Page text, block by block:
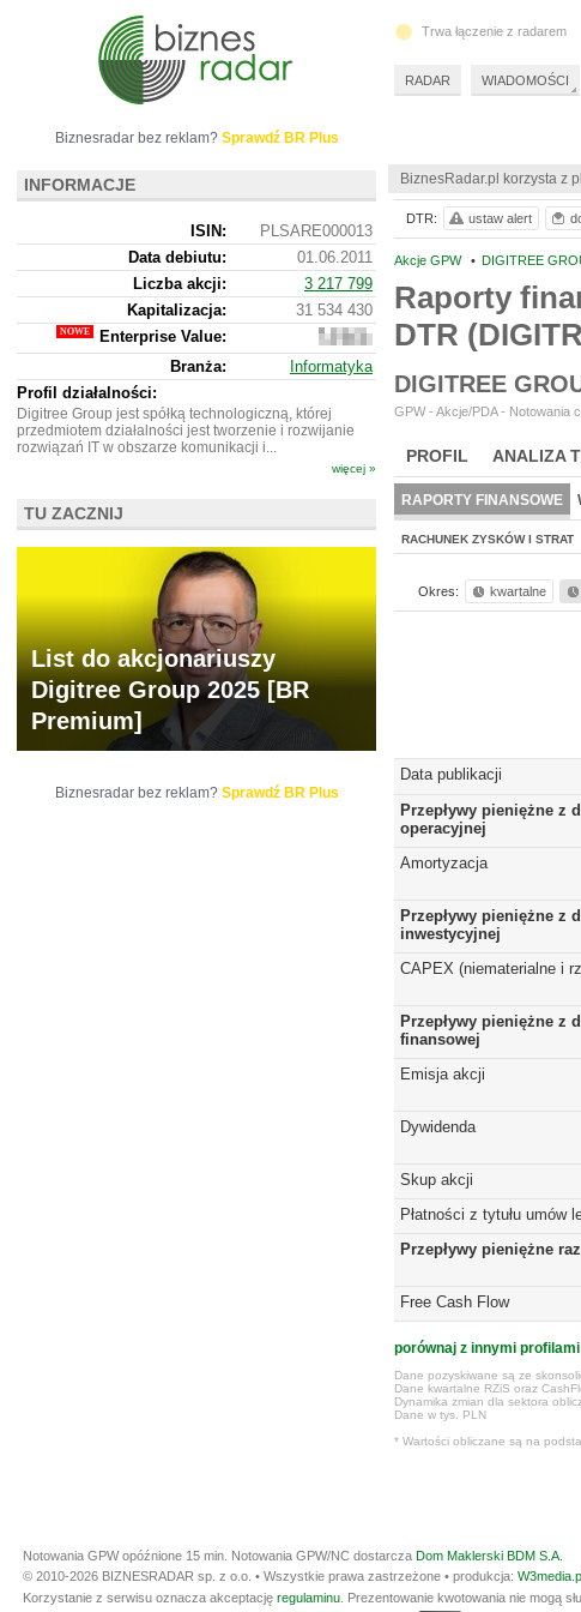
BiznesRadar.pl korzysta z
Akcje GPW • DIGITREE
Raporty
DTR
DIGITREE
GPW - Akcje/PDA - Notowania
PROFIL ANALIZA
RAPORTY FINANSOWE
RACHUNEK ZYSKÓW I STRAT
Okres: kwartalne
Data publikacji
Przepływy pieniężne z
operacyjnej
Amortyzacja
Przepływy pieniężne z
inwestycyjnej
CAPEX (niematerialne i
Przepływy pieniężne z
finansowej
Emisja akcji
Dywidenda
Skup akcji
Płatności z tytułu umów
Przepływy pieniężne
Free Cash Flow
porównaj z innymi
Dane pozyskiwane są ze
Dane kwartalne RZiS oraz
Dynamika zmian dla sektora
Dane w tys. PLN
* Wartości obliczane są na
DTR: ustaw alert
Biznesradar bez reklam? Sprawdź BR Plus
INFORMACJE
ISIN:
PLSARE000013
Data debiutu:
01.06.2011
Liczba akcji:
3 217 799
Kapitalizacja:
31 534 430
Enterprise Value:
29
436
430
Branża:
Informatyka
Profil działalności:
Digitree Group jest spółką technologiczną, której
przedmiotem działalności jest tworzenie i rozwijanie
rozwiązań IT w obszarze komunikacji i...
więcej »
TU ZACZNIJ
List do akcjonariuszy
Digitree Group 2025 [BR
Premium]
Biznesradar bez reklam? Sprawdź BR Plus
Trwa łączenie z radarem
RADAR WIADOMOŚCI
Notowania GPW opóźnione 15 min. Notowania GPW/NC dostarcza Dom Maklerski BDM S.A.
© 2010-2026 BIZNESRADAR sp. z o.o. • Wszystkie prawa zastrzeżone • produkcja:
Korzystanie z serwisu oznacza akceptację regulaminu . Prezentowanie kwotowania nie mogą